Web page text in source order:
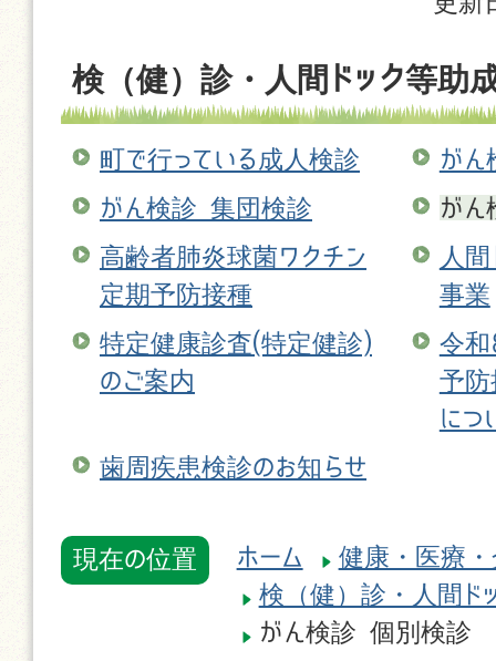
検（健）診・人間ドック等助
町で行っている成人検診
が
がん検診 集団検診
が
高齢者肺炎球菌ワクチン
定期予防接種
人間
事業
特定健康診査(特定健診)
のご案内
令
予防
につ
歯周疾患検診のお知らせ
現在の位置 ホーム
健康・医療
検（健）診・人間ド
がん検診 個別検診